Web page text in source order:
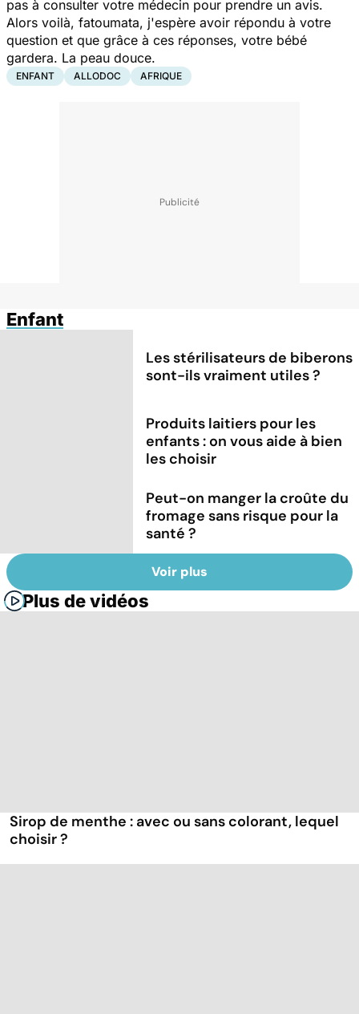
pas à consulter votre médecin pour prendre un avis.
Alors voilà, fatoumata, j'espère avoir répondu à votre
question et que grâce à ces réponses, votre bébé
gardera. La peau douce.
ENFANT ALLODOC AFRIQUE
Enfant
Les stérilisateurs de biberons
sont-ils vraiment utiles ?
Produits laitiers pour les
enfants : on vous aide à bien
les choisir
Peut-on manger la croûte du
fromage sans risque pour la
santé ?
Voir plus
Plus de vidéos
Sirop de menthe : avec ou sans colorant, lequel
choisir ?